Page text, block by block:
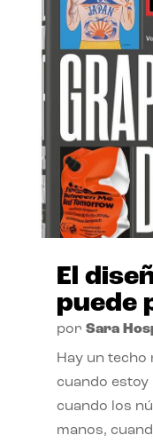
El
puede
por Sara
Hay un techo
cuando
cuando los
manos,